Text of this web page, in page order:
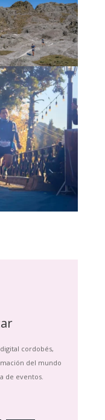
cordobés,
del mundo
de eventos.